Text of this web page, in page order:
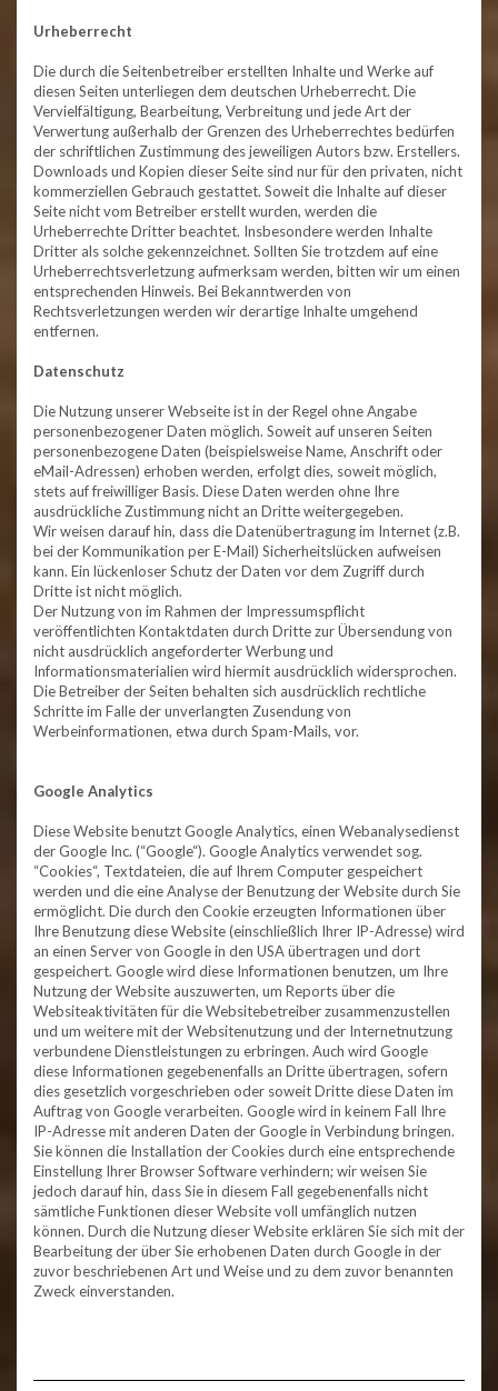
Urheberrecht
Die durch die Seitenbetreiber erstellten Inhalte und Werke auf
diesen Seiten unterliegen dem deutschen Urheberrecht. Die
Vervielfältigung, Bearbeitung, Verbreitung und jede Art der
Verwertung außerhalb der Grenzen des Urheberrechtes bedürfen
der schriftlichen Zustimmung des jeweiligen Autors bzw. Erstellers.
Downloads und Kopien dieser Seite sind nur für den privaten, nicht
kommerziellen Gebrauch gestattet. Soweit die Inhalte auf dieser
Seite nicht vom Betreiber erstellt wurden, werden die
Urheberrechte Dritter beachtet. Insbesondere werden Inhalte
Dritter als solche gekennzeichnet. Sollten Sie trotzdem auf eine
Urheberrechtsverletzung aufmerksam werden, bitten wir um einen
entsprechenden Hinweis. Bei Bekanntwerden von
Rechtsverletzungen werden wir derartige Inhalte umgehend
entfernen.
Datenschutz
Die Nutzung unserer Webseite ist in der Regel ohne Angabe
personenbezogener Daten möglich. Soweit auf unseren Seiten
personenbezogene Daten (beispielsweise Name, Anschrift oder
eMail-Adressen) erhoben werden, erfolgt dies, soweit möglich,
stets auf freiwilliger Basis. Diese Daten werden ohne Ihre
ausdrückliche Zustimmung nicht an Dritte weitergegeben.
Wir weisen darauf hin, dass die Datenübertragung im Internet (z.B.
bei der Kommunikation per E-Mail) Sicherheitslücken aufweisen
kann. Ein lückenloser Schutz der Daten vor dem Zugriff durch
Dritte ist nicht möglich.
Der Nutzung von im Rahmen der Impressumspflicht
veröffentlichten Kontaktdaten durch Dritte zur Übersendung von
nicht ausdrücklich angeforderter Werbung und
Informationsmaterialien wird hiermit ausdrücklich widersprochen.
Die Betreiber der Seiten behalten sich ausdrücklich rechtliche
Schritte im Falle der unverlangten Zusendung von
Werbeinformationen, etwa durch Spam-Mails, vor.
Google Analytics
Diese Website benutzt Google Analytics, einen Webanalysedienst
der Google Inc. (“Google“). Google Analytics verwendet sog.
“Cookies“, Textdateien, die auf Ihrem Computer gespeichert
werden und die eine Analyse der Benutzung der Website durch Sie
ermöglicht. Die durch den Cookie erzeugten Informationen über
Ihre Benutzung diese Website (einschließlich Ihrer IP-Adresse) wird
an einen Server von Google in den USA übertragen und dort
gespeichert. Google wird diese Informationen benutzen, um Ihre
Nutzung der Website auszuwerten, um Reports über die
Websiteaktivitäten für die Websitebetreiber zusammenzustellen
und um weitere mit der Websitenutzung und der Internetnutzung
verbundene Dienstleistungen zu erbringen. Auch wird Google
diese Informationen gegebenenfalls an Dritte übertragen, sofern
dies gesetzlich vorgeschrieben oder soweit Dritte diese Daten im
Auftrag von Google verarbeiten. Google wird in keinem Fall Ihre
IP-Adresse mit anderen Daten der Google in Verbindung bringen.
Sie können die Installation der Cookies durch eine entsprechende
Einstellung Ihrer Browser Software verhindern; wir weisen Sie
jedoch darauf hin, dass Sie in diesem Fall gegebenenfalls nicht
sämtliche Funktionen dieser Website voll umfänglich nutzen
können. Durch die Nutzung dieser Website erklären Sie sich mit der
Bearbeitung der über Sie erhobenen Daten durch Google in der
zuvor beschriebenen Art und Weise und zu dem zuvor benannten
Zweck einverstanden.